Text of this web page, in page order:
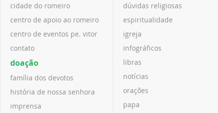
cidade do romeiro
centro de apoio ao romeiro
centro de eventos pe. vitor
contato
doação
família dos devotos
história de nossa senhora
imprensa
dúvidas religiosas
espiritualidade
igreja
infográficos
libras
notícias
orações
papa